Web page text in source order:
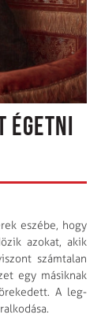
ÉGETNI
eszébe, hogy
azokat, akik
számtalan
egy másiknak
A leg­